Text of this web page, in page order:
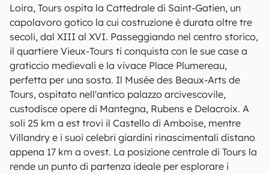
Loira, Tours ospita la Cattedrale di Saint-Gatien, un
capolavoro gotico la cui costruzione è durata oltre tre
secoli, dal XIII al XVI. Passeggiando nel centro storico,
il quartiere Vieux-Tours ti conquista con le sue case a
graticcio medievali e la vivace Place Plumereau,
perfetta per una sosta. Il Musée des Beaux-Arts de
Tours, ospitato nell'antico palazzo arcivescovile,
custodisce opere di Mantegna, Rubens e Delacroix. A
soli 25 km a est trovi il Castello di Amboise, mentre
Villandry e i suoi celebri giardini rinascimentali distano
appena 17 km a ovest. La posizione centrale di Tours la
rende un punto di partenza ideale per esplorare i